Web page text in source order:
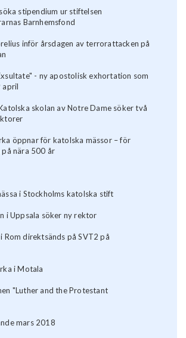
stipendium ur stiftelsen
Barnhemsfond
inför årsdagen av terrorattacken på
- ny apostolisk exhortation som
april
skolan av Notre Dame söker två
öppnar för katolska mässor – för
nära 500 år
i Stockholms katolska stift
i Uppsala söker ny rektor
Rom direktsänds på SVT2 på
i Motala
"Luther and the Protestant
mars 2018